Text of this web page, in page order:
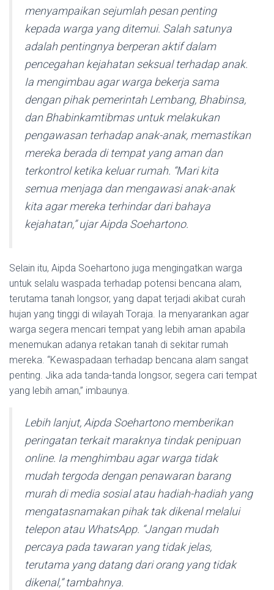
menyampaikan sejumlah pesan penting
kepada warga yang ditemui. Salah satunya
adalah pentingnya berperan aktif dalam
pencegahan kejahatan seksual terhadap anak.
Ia mengimbau agar warga bekerja sama
dengan pihak pemerintah Lembang, Bhabinsa,
dan Bhabinkamtibmas untuk melakukan
pengawasan terhadap anak-anak, memastikan
mereka berada di tempat yang aman dan
terkontrol ketika keluar rumah. “Mari kita
semua menjaga dan mengawasi anak-anak
kita agar mereka terhindar dari bahaya
kejahatan,” ujar Aipda Soehartono.
Selain itu, Aipda Soehartono juga mengingatkan warga
untuk selalu waspada terhadap potensi bencana alam,
terutama tanah longsor, yang dapat terjadi akibat curah
hujan yang tinggi di wilayah Toraja. Ia menyarankan agar
warga segera mencari tempat yang lebih aman apabila
menemukan adanya retakan tanah di sekitar rumah
mereka. “Kewaspadaan terhadap bencana alam sangat
penting. Jika ada tanda-tanda longsor, segera cari tempat
yang lebih aman,” imbaunya.
Lebih lanjut, Aipda Soehartono memberikan
peringatan terkait maraknya tindak penipuan
online. Ia menghimbau agar warga tidak
mudah tergoda dengan penawaran barang
murah di media sosial atau hadiah-hadiah yang
mengatasnamakan pihak tak dikenal melalui
telepon atau WhatsApp. “Jangan mudah
percaya pada tawaran yang tidak jelas,
terutama yang datang dari orang yang tidak
dikenal,” tambahnya.